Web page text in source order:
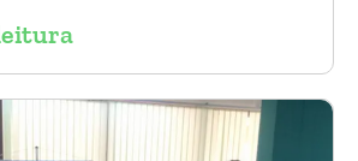
Na foto também está
Brasileira de Angiologia e
Bahia.